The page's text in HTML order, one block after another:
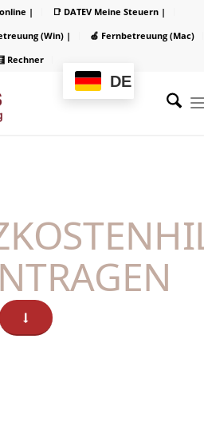
|
📑 DATEV Meine Steuern |
(Win) |
🍏 Fernbetreuung (Mac)
Rechner
DE